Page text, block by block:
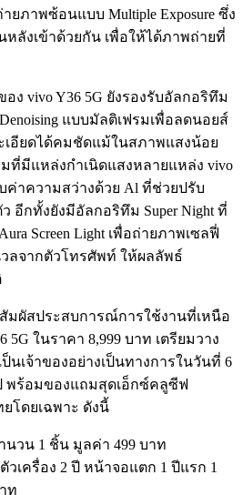
ยภาพซ้อนแบบ Multiple Exposure ซึ่ง
ลังเข้าด้วยกัน เพื่อให้ได้ภาพถ่ายที่
ง vivo Y36 5G ยังรองรับอัลกอริทึม
แบบมัลติเฟรมเพื่อลดนอยส์
อียดได้คมชัดแม้ในสภาพแสงน้อย
มีแหล่งกำเนิดแสงหลายแหล่ง vivo
ค่าความสว่างด้วย Al ที่ช่วยปรับ
อีกทั้งยังมีอัลกอริทึม Super Night ที่
Screen Light เพื่อถ่ายภาพเซลฟี่
ลจากตัวโทรศัพท์ ให้ผลลัพธ์
มผัสประสบการณ์การใช้งานที่เหนือ
5G ในราคา 8,999 บาท เตรียมวาง
นเจ้าของอย่างเป็นทางการในวันที่ 6
พร้อมของแถมสุดเอ็กซ์คลูซีฟ
โดยเฉพาะ ดังนี้
ำนวน 1 ชิ้น มูลค่า 499 บาท
วเครื่อง 2 ปี หน้าจอแตก 1 ปีแรก 1
ท